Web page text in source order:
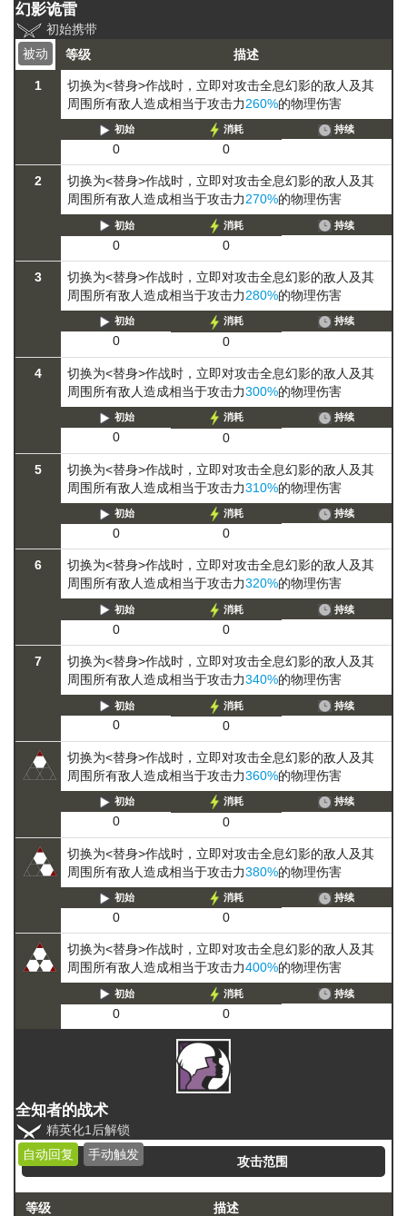
幻影诡雷
初始携带
被动
等级 描述
1
切换为<替身>作战时，立即对攻击全息幻影的敌人及其
周围所有敌人造成相当于攻击力260%的物理伤害
初始
0
消耗
0
持续
2
切换为<替身>作战时，立即对攻击全息幻影的敌人及其
周围所有敌人造成相当于攻击力270%的物理伤害
初始
0
消耗
0
持续
3
切换为<替身>作战时，立即对攻击全息幻影的敌人及其
周围所有敌人造成相当于攻击力280%的物理伤害
初始
0
消耗
0
持续
4
切换为<替身>作战时，立即对攻击全息幻影的敌人及其
周围所有敌人造成相当于攻击力300%的物理伤害
初始
0
消耗
0
持续
5
切换为<替身>作战时，立即对攻击全息幻影的敌人及其
周围所有敌人造成相当于攻击力310%的物理伤害
初始
0
消耗
0
持续
6
切换为<替身>作战时，立即对攻击全息幻影的敌人及其
周围所有敌人造成相当于攻击力320%的物理伤害
初始
0
消耗
0
持续
7
切换为<替身>作战时，立即对攻击全息幻影的敌人及其
周围所有敌人造成相当于攻击力340%的物理伤害
初始
0
消耗
0
持续
切换为<替身>作战时，立即对攻击全息幻影的敌人及其
周围所有敌人造成相当于攻击力360%的物理伤害
初始
0
消耗
0
持续
切换为<替身>作战时，立即对攻击全息幻影的敌人及其
周围所有敌人造成相当于攻击力380%的物理伤害
初始
0
消耗
0
持续
切换为<替身>作战时，立即对攻击全息幻影的敌人及其
周围所有敌人造成相当于攻击力400%的物理伤害
初始
0
消耗
0
持续
全知者的战术
精英化1后解锁
自动回复
手动触发 攻击范围
等级 描述